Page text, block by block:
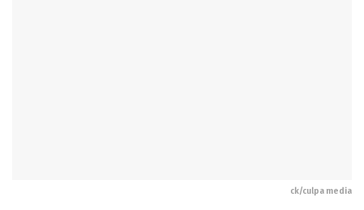
ck/culpa media